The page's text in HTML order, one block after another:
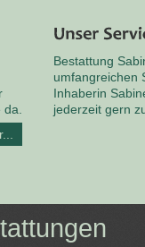
Bestattung
umfangreichen
Inhaberin
jederzeit gern